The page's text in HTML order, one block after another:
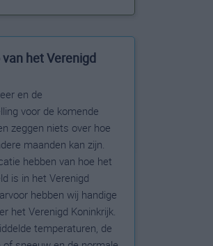
het Verenigd
en de
voor de komende
zeggen niets over hoe
maanden kan zijn.
hebben van hoe het
is in het Verenigd
hebben wij handige
het Verenigd Koninkrijk.
temperaturen, de